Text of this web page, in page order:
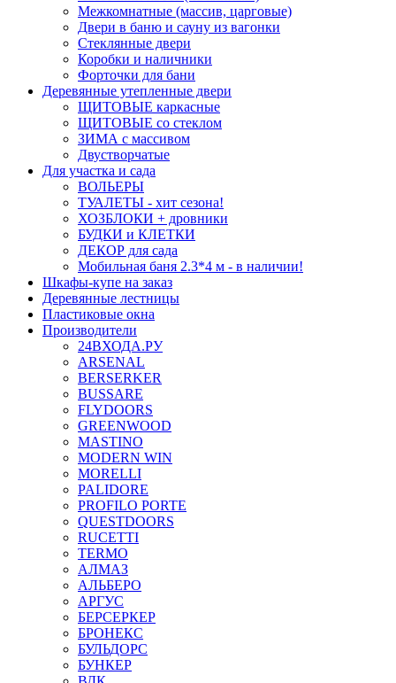
Межкомнатные (массив, царговые)
Двери в баню и сауну из вагонки
Стеклянные двери
Коробки и наличники
Форточки для бани
Деревянные утепленные двери
ЩИТОВЫЕ каркасные
ЩИТОВЫЕ со стеклом
ЗИМА с массивом
Двустворчатые
Для участка и сада
ВОЛЬЕРЫ
ТУАЛЕТЫ - хит сезона!
ХОЗБЛОКИ + дровники
БУДКИ и КЛЕТКИ
ДЕКОР для сада
Мобильная баня 2.3*4 м - в наличии!
Шкафы-купе на заказ
Деревянные лестницы
Пластиковые окна
Производители
24ВХОДА.РУ
ARSENAL
BERSERKER
BUSSARE
FLYDOORS
GREENWOOD
MASTINO
MODERN WIN
MORELLI
PALIDORE
PROFILO PORTE
QUESTDOORS
RUCETTI
TERMO
АЛМАЗ
АЛЬБЕРО
АРГУС
БЕРСЕРКЕР
БРОНЕКС
БУЛЬДОРС
БУНКЕР